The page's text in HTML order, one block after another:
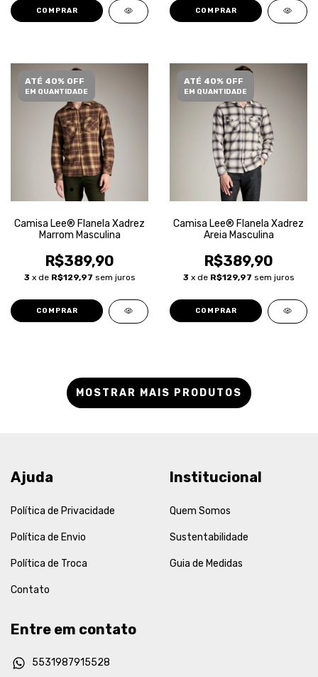
COMPRAR COMPRAR
ATÉ 40% OFF
EM QUANTIDADE
Camisa Lee® Flanela Xadrez
Marrom Masculina
R$389,90
3 x de R$129,97 sem juros
COMPRAR
ATÉ 40% OFF
EM QUANTIDADE
Camisa Lee® Flanela Xadrez
Areia Masculina
R$389,90
3 x de R$129,97 sem juros
COMPRAR
MOSTRAR MAIS PRODUTOS
Ajuda
Política de Privacidade
Política de Envio
Política de Troca
Contato
Institucional
Quem Somos
Sustentabilidade
Guia de Medidas
Entre em contato
5531987915528